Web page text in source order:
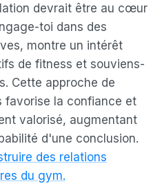
devrait être au cœur
toi dans des
montre un intérêt
de fitness et souviens-
Cette approche de
favorise la confiance et
valorisé, augmentant
d'une conclusion.
des relations
du gym.